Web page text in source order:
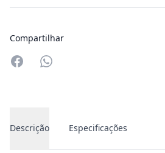
Compartilhar
Compartilhar no Whatsapp
Descrição Especificações